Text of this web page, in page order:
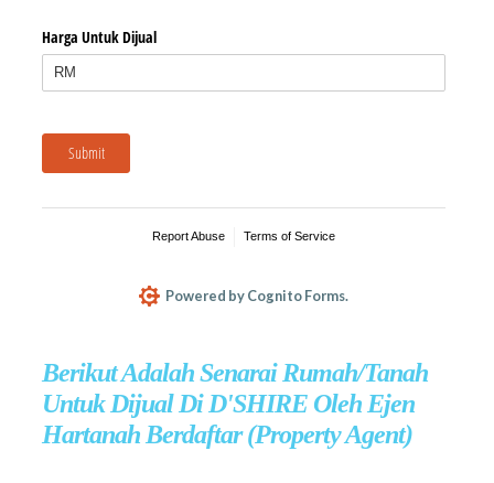
Berikut Adalah Senarai Rumah/Tanah
Untuk Dijual Di D'SHIRE Oleh Ejen
Hartanah Berdaftar (Property Agent)